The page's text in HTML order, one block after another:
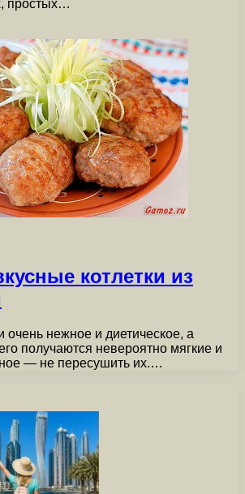
простых…
котлетки из
очень нежное и диетическое, а
получаются невероятно мягкие и
— не пересушить их.…